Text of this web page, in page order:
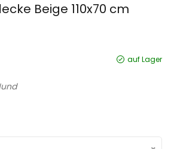
Beige 110x70 cm
auf Lager